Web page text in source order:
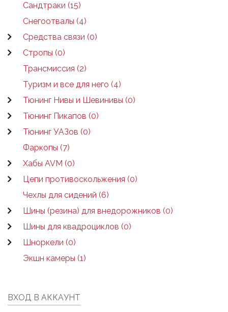
Сандтраки (15)
Снегоотвалы (4)
Средства связи (0)
Стропы (0)
Трансмиссия (2)
Туризм и все для него (4)
Тюнинг Нивы и Шевинивы (0)
Тюнинг Пикапов (0)
Тюнинг УАЗов (0)
Фаркопы (7)
Хабы AVM (0)
Цепи противоскольжения (0)
Чехлы для сидений (6)
Шины (резина) для внедорожников (0)
Шины для квадроциклов (0)
Шноркели (0)
Экшн камеры (1)
ВХОД В АККАУНТ